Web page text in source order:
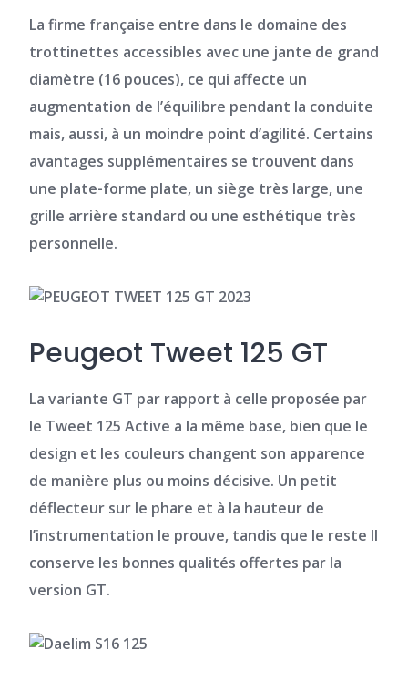
La firme française entre dans le domaine des
trottinettes accessibles avec une jante de grand
diamètre (16 pouces), ce qui affecte un
augmentation de l’équilibre pendant la conduite
mais, aussi, à un moindre point d’agilité. Certains
avantages supplémentaires se trouvent dans
une plate-forme plate, un siège très large, une
grille arrière standard ou une esthétique très
personnelle.
Peugeot Tweet 125 GT
La variante GT par rapport à celle proposée par
le Tweet 125 Active a la même base, bien que le
design et les couleurs changent son apparence
de manière plus ou moins décisive. Un petit
déflecteur sur le phare et à la hauteur de
l’instrumentation le prouve, tandis que le reste Il
conserve les bonnes qualités offertes par la
version GT.